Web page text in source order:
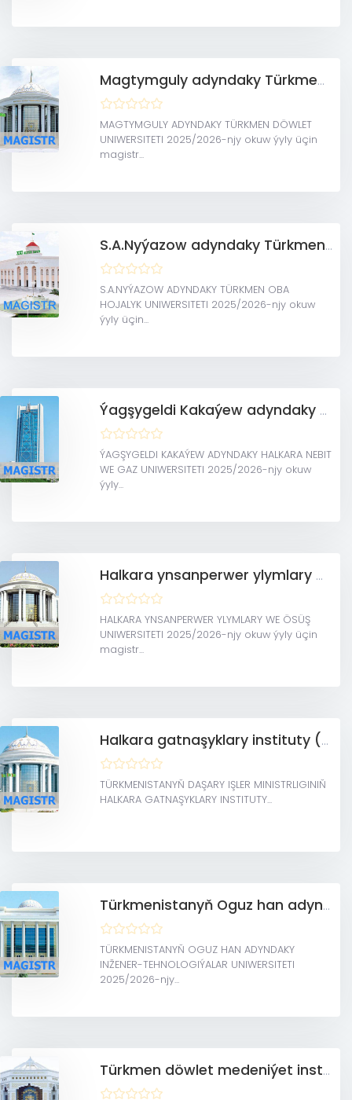
Magtymguly adyndaky Türkmen döwlet uniwersiteti (Magistratura)
MAGTYMGULY ADYNDAKY TÜRKMEN DÖWLET
UNIWERSITETI 2025/2026-njy okuw ýyly üçin
magistr...
S.A.Nyýazow adyndaky Türkmen oba hojalyk uniwersiteti(MAGISTRATURA)
S.A.NYÝAZOW ADYNDAKY TÜRKMEN OBA
HOJALYK UNIWERSITETI 2025/2026-njy okuw
ýyly üçin...
Ýagşygeldi Kakaýew adyndaky Halkara nebit we gaz uniwersiteti (Magistratura)
ÝAGŞYGELDI KAKAÝEW ADYNDAKY HALKARA NEBIT
WE GAZ UNIWERSITETI 2025/2026-njy okuw
ýyly...
Halkara ynsanperwer ylymlary we ösüş uniwersiteti (Magistratura)
HALKARA YNSANPERWER YLYMLARY WE ÖSÜŞ
UNIWERSITETI 2025/2026-njy okuw ýyly üçin
magistr...
Halkara gatnaşyklary instituty (Magistratura)
TÜRKMENISTANYŇ DAŞARY IŞLER MINISTRLIGINIŇ
HALKARA GATNAŞYKLARY INSTITUTY...
Türkmenistanyň Oguz han adyndaky Inžener-tehnologiýalar uniwersiteti (Magistratura)
TÜRKMENISTANYŇ OGUZ HAN ADYNDAKY
INŽENER-TEHNOLOGIÝALAR UNIWERSITETI
2025/2026-njy...
Türkmen döwlet medeniýet instituty(MAGISTRATURA)